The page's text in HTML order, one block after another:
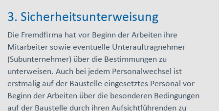
3. Sicherheitsunterweisung
Die Fremdfirma hat vor Beginn der Arbeiten ihre
Mitarbeiter sowie eventuelle Unterauftragnehmer
(Subunternehmer) über die Bestimmungen zu
unterweisen. Auch bei jedem Personalwechsel ist
erstmalig auf der Baustelle eingesetztes Personal vor
Beginn der Arbeiten über die besonderen Bedingungen
auf der Baustelle durch ihren Aufsichtführenden zu